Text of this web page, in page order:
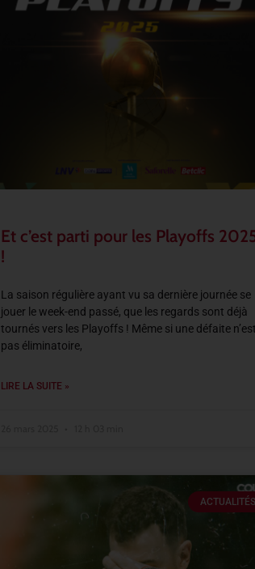
Et c’est parti pour les Playoffs
!
La saison régulière ayant vu sa dernière journée se
jouer le week-end passé, que les regards sont déjà
tournés vers les Playoffs ! Même si une défaite n’est
pas éliminatoire,
LIRE LA SUITE »
ACTUALITÉS